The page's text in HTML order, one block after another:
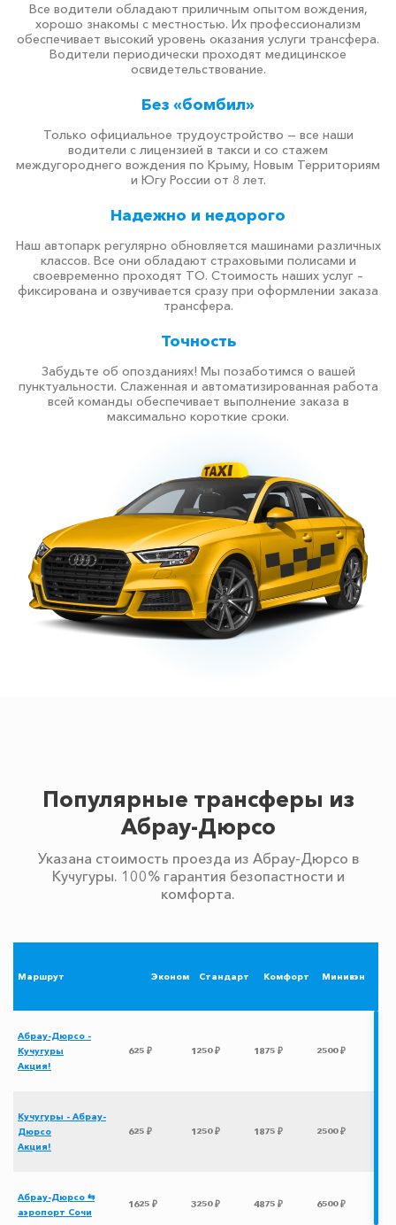
Все водители обладают приличным опытом вождения,
хорошо знакомы с местностью. Их профессионализм
обеспечивает высокий уровень оказания услуги трансфера.
Водители периодически проходят медицинское
освидетельствование.
Без «бомбил»
Только официальное трудоустройство — все наши
водители с лицензией в такси и со стажем
междугороднего вождения по Крыму, Новым Территориям
и Югу России от 8 лет.
Надежно и недорого
Наш автопарк регулярно обновляется машинами различных
классов. Все они обладают страховыми полисами и
своевременно проходят ТО. Стоимость наших услуг –
фиксирована и озвучивается сразу при оформлении заказа
трансфера.
Точность
Забудьте об опозданиях! Мы позаботимся о вашей
пунктуальности. Слаженная и автоматизированная работа
всей команды обеспечивает выполнение заказа в
максимально короткие сроки.
Популярные трансферы из
Абрау-Дюрсо
Указана стоимость проезда из Абрау-Дюрсо в
Кучугуры. 100% гарантия безопастности и
комфорта.
Маршрут Эконом Стандарт Комфорт Минивэн
Абрау-Дюрсо -
Кучугуры
Акция!
625 ₽ 1250 ₽ 1875 ₽ 2500 ₽
Кучугуры - Абрау-
Дюрсо
Акция!
625 ₽ 1250 ₽ 1875 ₽ 2500 ₽
Абрау-Дюрсо ⇆
аэропорт Сочи
1625 ₽ 3250 ₽ 4875 ₽ 6500 ₽